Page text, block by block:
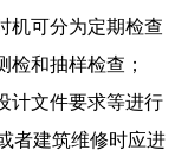
机可分为定期检查
和抽样检查；
计文件要求等进行
者建筑维修时应进